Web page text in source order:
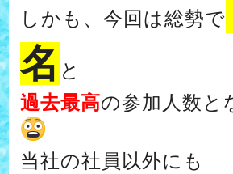
しかも、今回は総勢で
名 と
過去最高の参加人数と
当社の社員以外にも